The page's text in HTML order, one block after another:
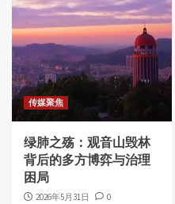
传媒聚焦
绿肺之殇：观音山毁林
背后的多方博弈与治理
困局
2026年5月31日 0